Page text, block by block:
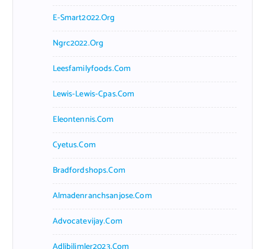
E-Smart2022.org
Ngrc2022.org
Leesfamilyfoods.com
Lewis-Lewis-Cpas.com
Eleontennis.com
Cyetus.com
Bradfordshops.com
Almadenranchsanjose.com
Advocatevijay.com